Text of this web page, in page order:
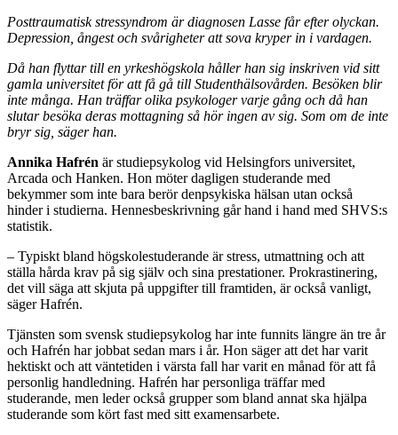
Posttraumatisk stressyndrom är diagnosen Lasse får efter olyckan.
Depression, ångest och svårigheter att sova kryper in i vardagen.
Då han flyttar till en yrkeshögskola håller han sig inskriven vid sitt
gamla universitet för att få gå till Studenthälsovården. Besöken blir
inte många. Han träffar olika psykologer varje gång och då han
slutar besöka deras mottagning så hör ingen av sig. Som om de inte
bryr sig, säger han.
Annika Hafrén är studiepsykolog vid Helsingfors universitet,
Arcada och Hanken. Hon möter dagligen studerande med
bekymmer som inte bara berör denpsykiska hälsan utan också
hinder i studierna. Hennesbeskrivning går hand i hand med SHVS:s
statistik.
– Typiskt bland högskolestuderande är stress, utmattning och att
ställa hårda krav på sig själv och sina prestationer. Prokrastinering,
det vill säga att skjuta på uppgifter till framtiden, är också vanligt,
säger Hafrén.
Tjänsten som svensk studiepsykolog har inte funnits längre än tre år
och Hafrén har jobbat sedan mars i år. Hon säger att det har varit
hektiskt och att väntetiden i värsta fall har varit en månad för att få
personlig handledning. Hafrén har personliga träffar med
studerande, men leder också grupper som bland annat ska hjälpa
studerande som kört fast med sitt examensarbete.